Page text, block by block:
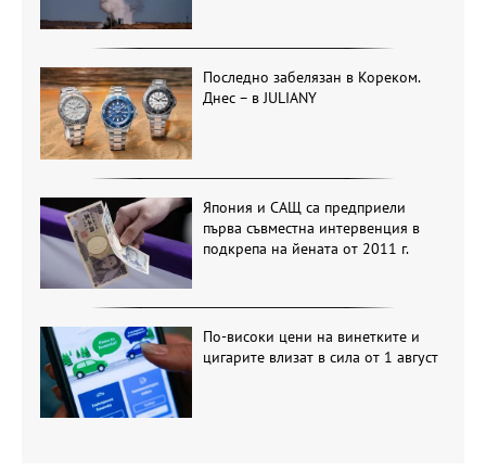
Последно забелязан в Кореком.
Днес – в JULIANY
Япония и САЩ са предприели
първа съвместна интервенция в
подкрепа на йената от 2011 г.
По-високи цени на винетките и
цигарите влизат в сила от 1 август